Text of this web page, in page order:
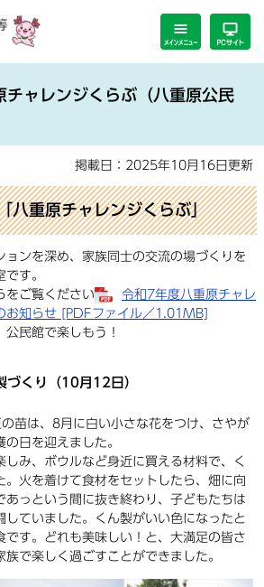
チャレンジくらぶ（八重原公民
掲載日：2025年10月16日更新
八重原チャレンジくらぶ」
ョンを深め、家族同士の交流の場づくりを
す。
をご覧ください
令和7年度八重原チャレ
お知らせ [PDFファイル／1.01MB]
民館で楽しもう！
づくり（10月12日）
苗は、8月に白い小さな花をつけ、さやが
の日を迎えました。
しみ、ボウルなど身近に買える材料で、く
。火を着けて食材をセットしたら、畑に向
あっという間に抜き終わり、子どもたちは
していました。くん製がいい色になったと
です。どれも美味しい！と、大満足の皆さ
で楽しく過ごすことができました。